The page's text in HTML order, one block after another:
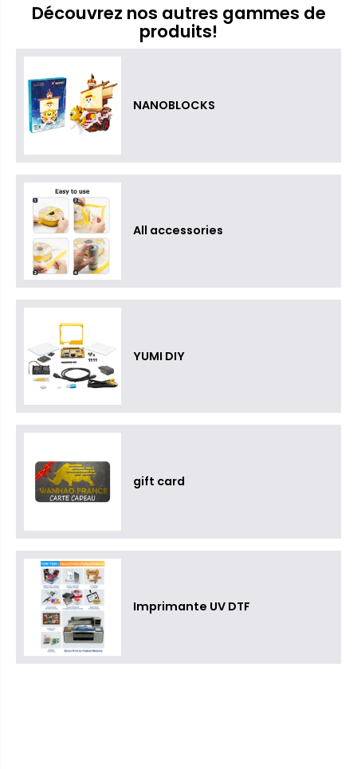
Découvrez nos autres gammes de
produits!
NANOBLOCKS
All accessories
YUMI DIY
gift card
Imprimante UV DTF